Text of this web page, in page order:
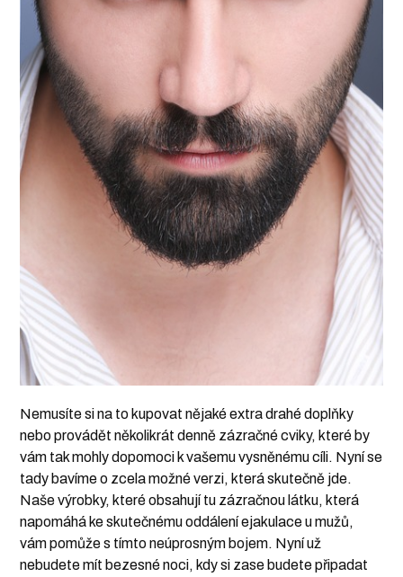
Nemusíte si na to kupovat nějaké extra drahé doplňky
nebo provádět několikrát denně zázračné cviky, které by
vám tak mohly dopomoci k vašemu vysněnému cíli. Nyní se
tady bavíme o zcela možné verzi, která skutečně jde.
Naše výrobky, které obsahují tu zázračnou látku, která
napomáhá ke skutečnému oddálení ejakulace u mužů,
vám pomůže s tímto neúprosným bojem. Nyní už
nebudete mít bezesné noci, kdy si zase budete připadat